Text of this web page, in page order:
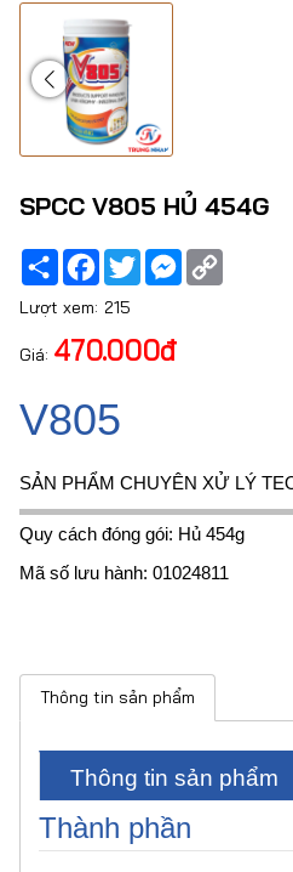
SPCC V805 HỦ 454G
Share Facebook
TwitterMessenger
Lượt xem: 215
Giá: 470.000đ
V805
SẢN PHẨM CHUYÊN XỬ LÝ
Quy cách đóng gói: Hủ 454g
Mã số lưu hành: 01024811
Thông tin sản phẩm
Thông tin sản phẩm
Thành phần